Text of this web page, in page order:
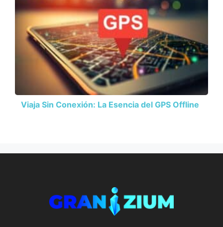
Viaja Sin Conexión: La Esencia del GPS Offline